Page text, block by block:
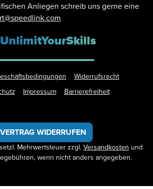
Anliegen schreib uns gerne eine
Widerrufsrecht
Impressum Barrierefreiheit
VERTRAG WIDERRUFEN
Mehrwertsteuer zzgl.Versandkosten und
wenn nicht anders angegeben.